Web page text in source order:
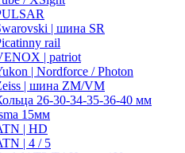
| шина SR
rail
| patriot
| Nordforce / Photon
| шина ZM/VM
26-30-34-35-36-40 мм
15мм
| HD
| 4 / 5